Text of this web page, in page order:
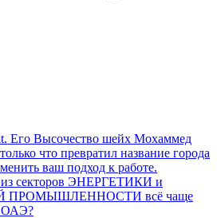
Его Высочество шейх Мохаммед
что превратил название города
ваш подход к работе.
секторов ЭНЕРГЕТИКИ и
всё чаще
ОАЭ?